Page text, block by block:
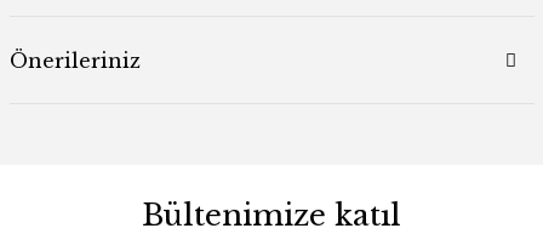
Önerileriniz
Bültenimize katıl